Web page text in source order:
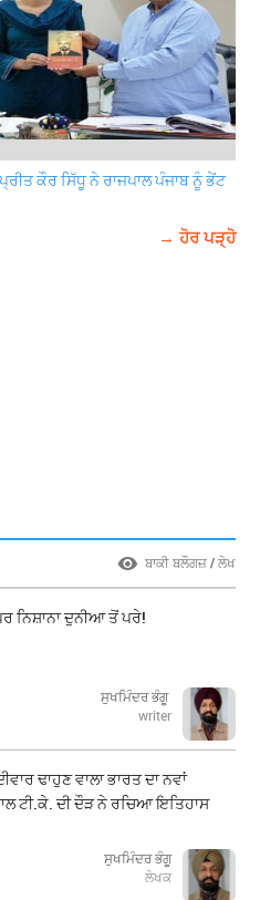
ਕੌਰ ਸਿੱਧੂ ਨੇ ਰਾਜਪਾਲ ਪੰਜਾਬ ਨੂੰ ਭੇਂਟ
→ ਹੋਰ ਪੜ੍ਹੋ
ਬਾਕੀ ਬਲੌਗਜ਼ / ਲੇਖ
ਨਿਸ਼ਾਨਾ ਦੁਨੀਆ ਤੋਂ ਪਰੇ!
ਸੁਖਮਿੰਦਰ ਭੰਗੂ
writer
ਢਾਹੁਣ ਵਾਲਾ ਭਾਰਤ ਦਾ ਨਵਾਂ
ਟੀ.ਕੇ. ਦੀ ਦੌੜ ਨੇ ਰਚਿਆ ਇਤਿਹਾਸ
ਸੁਖਮਿੰਦਰ ਭੰਗੂ
ਲੇਖਕ